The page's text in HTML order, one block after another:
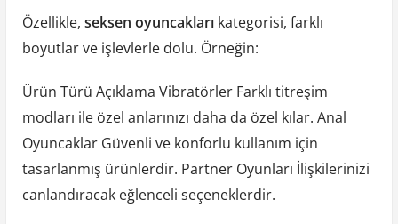
Özellikle, seksen oyuncaklarıkategorisi, farklı
boyutlar ve işlevlerle dolu. Örneğin:
Ürün Türü Açıklama Vibratörler Farklı titreşim
modları ile özel anlarınızı daha da özel kılar. Anal
Oyuncaklar Güvenli ve konforlu kullanım için
tasarlanmış ürünlerdir. Partner Oyunları İlişkilerinizi
canlandıracak eğlenceli seçeneklerdir.